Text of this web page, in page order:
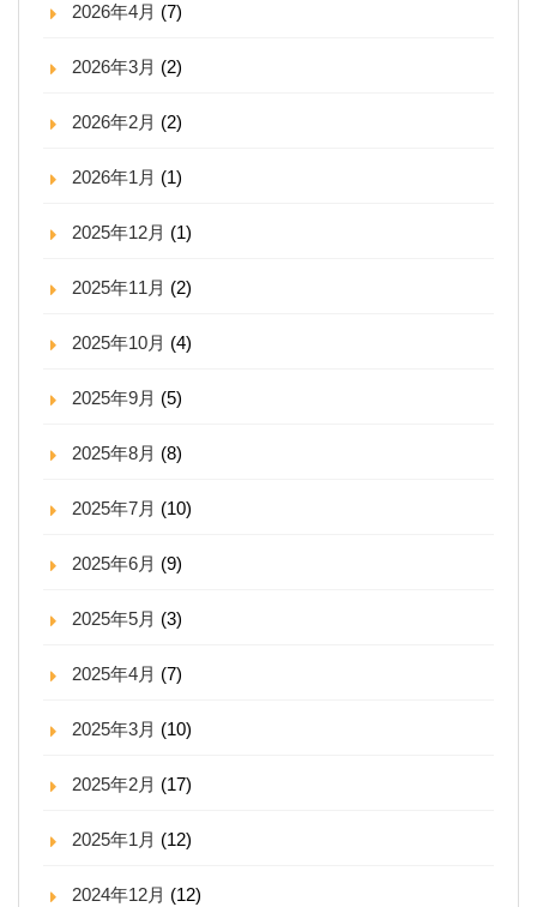
2026年4月 (7)
2026年3月 (2)
2026年2月 (2)
2026年1月 (1)
2025年12月 (1)
2025年11月 (2)
2025年10月 (4)
2025年9月 (5)
2025年8月 (8)
2025年7月 (10)
2025年6月 (9)
2025年5月 (3)
2025年4月 (7)
2025年3月 (10)
2025年2月 (17)
2025年1月 (12)
2024年12月 (12)